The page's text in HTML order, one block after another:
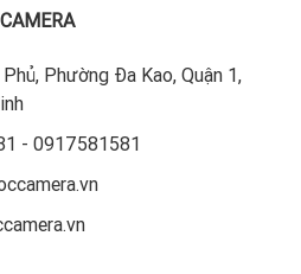
Phường Đa Kao, Quận 1,
- 0917581581